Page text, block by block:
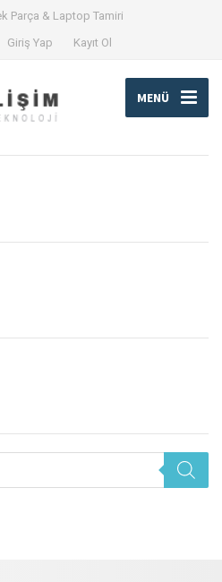
Parça & Laptop Tamiri
Giriş Yap Kayıt Ol
MENÜ